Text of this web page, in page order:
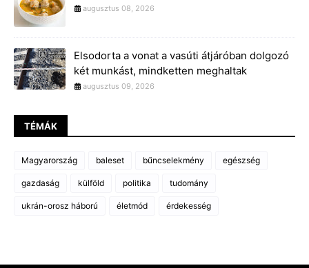
augusztus 08, 2026
Elsodorta a vonat a vasúti átjáróban dolgozó
két munkást, mindketten meghaltak
augusztus 09, 2026
TÉMÁK
Magyarország baleset bűncselekmény egészség
gazdaság külföld politika tudomány
ukrán-orosz háború életmód érdekesség